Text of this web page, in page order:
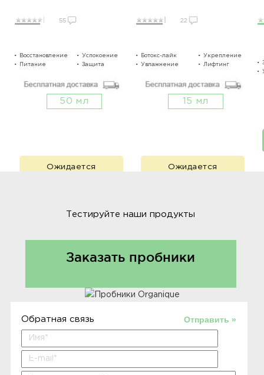
55
Восстановление
Питание
Успокоение
Защита
Увлажнение
Сглаживание
50 мл
Ожидается
22
Ботокс-лайк
Увлажнение
Укрепление
Лифтинг
15 мл
Ожидается
Тестируйте наши продукты
Заказать пробники
Обратная связь Отправить »